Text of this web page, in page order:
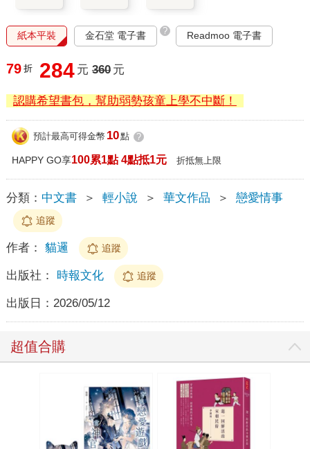
紙本平裝 金石堂 電子書 ? Readmoo 電子書
79 折 284 元 360 元
認購希望書包，幫助弱勢孩童上學不中斷！
預計最高可得金幣 10點 ?
HAPPY GO享100累1點 4點抵1元 折抵無上限
分類： 中文書 ＞ 輕小說 ＞ 華文作品 ＞ 戀愛情事
追蹤
作者： 貓邏 追蹤
出版社： 時報文化 追蹤
出版日： 2026/05/12
超值合購